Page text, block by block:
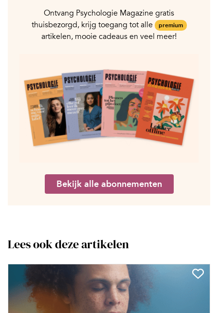
Ontvang Psychologie Magazine gratis
thuisbezorgd, krijg toegang tot alle
premium
artikelen, mooie cadeaus en veel meer!
Bekijk alle abonnementen
Lees ook deze artikelen